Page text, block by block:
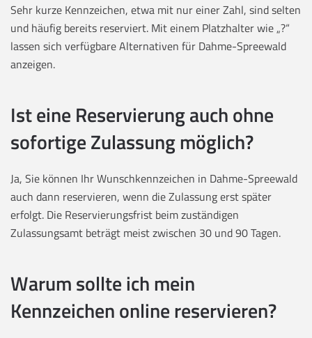
Sehr kurze Kennzeichen, etwa mit nur einer Zahl, sind selten
und häufig bereits reserviert. Mit einem Platzhalter wie „?“
lassen sich verfügbare Alternativen für Dahme-Spreewald
anzeigen.
Ist eine Reservierung auch ohne
sofortige Zulassung möglich?
Ja, Sie können Ihr Wunschkennzeichen in Dahme-Spreewald
auch dann reservieren, wenn die Zulassung erst später
erfolgt. Die Reservierungsfrist beim zuständigen
Zulassungsamt beträgt meist zwischen 30 und 90 Tagen.
Warum sollte ich mein
Kennzeichen online reservieren?